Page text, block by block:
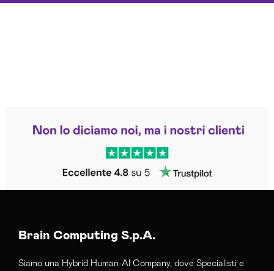
Trustpilot
Brain Computing S.p.A.
Siamo una Hybrid Human-AI Company, dove Specialisti e